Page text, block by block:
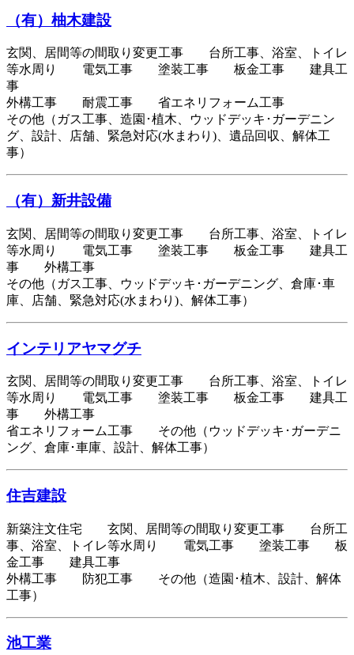
（有）柚木建設
玄関、居間等の間取り変更工事 台所工事、浴室、トイレ
等水周り 電気工事 塗装工事 板金工事 建具工
事
外構工事 耐震工事 省エネリフォーム工事
その他（ガス工事、造園･植木、ウッドデッキ･ガーデニン
グ、設計、店舗、緊急対応(水まわり)、遺品回収、解体工
事）
（有）新井設備
玄関、居間等の間取り変更工事 台所工事、浴室、トイレ
等水周り 電気工事 塗装工事 板金工事 建具工
事 外構工事
その他（ガス工事、ウッドデッキ･ガーデニング、倉庫･車
庫、店舗、緊急対応(水まわり)、解体工事）
インテリアヤマグチ
玄関、居間等の間取り変更工事 台所工事、浴室、トイレ
等水周り 電気工事 塗装工事 板金工事 建具工
事 外構工事
省エネリフォーム工事 その他（ウッドデッキ･ガーデニ
ング、倉庫･車庫、設計、解体工事）
住吉建設
新築注文住宅 玄関、居間等の間取り変更工事 台所工
事、浴室、トイレ等水周り 電気工事 塗装工事 板
金工事 建具工事
外構工事 防犯工事 その他（造園･植木、設計、解体
工事）
池工業